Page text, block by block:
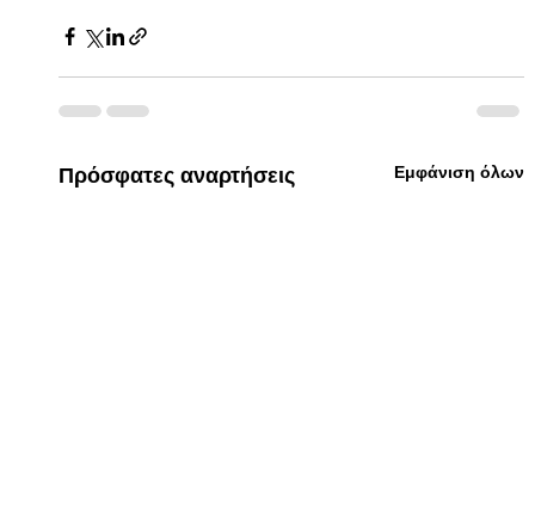
Πρόσφατες αναρτήσεις Εμφάνιση όλων